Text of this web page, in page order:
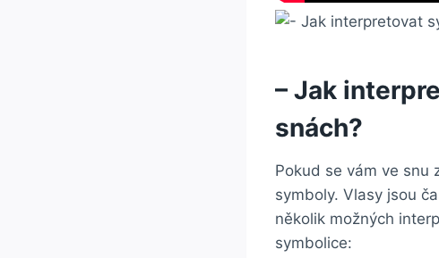
– Jak
snách?
Pokud se vám⁣ ve snu
symboly. Vlasy jsou
několik možných⁤
symbolice: